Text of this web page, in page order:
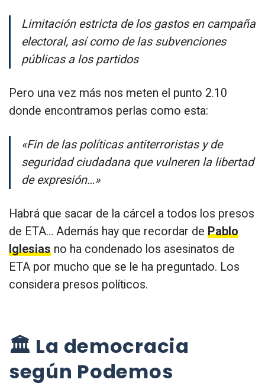
Limitación estricta de los gastos en campaña
electoral, así como de las subvenciones
públicas a los partidos
Pero una vez más nos meten el punto 2.10
donde encontramos perlas como esta:
«Fin de las políticas antiterroristas y de
seguridad ciudadana que vulneren la libertad
de expresión…»
Habrá que sacar de la cárcel a todos los presos
de ETA… Además hay que recordar de Pablo
Iglesias no ha condenado los asesinatos de
ETA por mucho que se le ha preguntado. Los
considera presos políticos.
🏛 La democracia
según Podemos